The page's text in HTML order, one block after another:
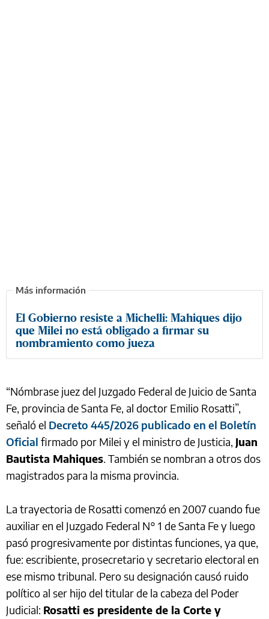
El Gobierno resiste a Michelli: Mahiques dijo
que Milei no está obligado a firmar su
nombramiento como jueza
“Nómbrase juez del Juzgado Federal de Juicio de Santa
Fe, provincia de Santa Fe, al doctor Emilio Rosatti”,
señaló el Decreto 445/2026 publicado en el Boletín
Oficial firmado por Milei y el ministro de Justicia, Juan
Bautista Mahiques. También se nombran a otros dos
magistrados para la misma provincia.
La trayectoria de Rosatti comenzó en 2007 cuando fue
auxiliar en el Juzgado Federal N° 1 de Santa Fe y luego
pasó progresivamente por distintas funciones, ya que,
fue: escribiente, prosecretario y secretario electoral en
ese mismo tribunal. Pero su designación causó ruido
político al ser hijo del titular de la cabeza del Poder
Judicial: Rosatti es presidente de la Corte y